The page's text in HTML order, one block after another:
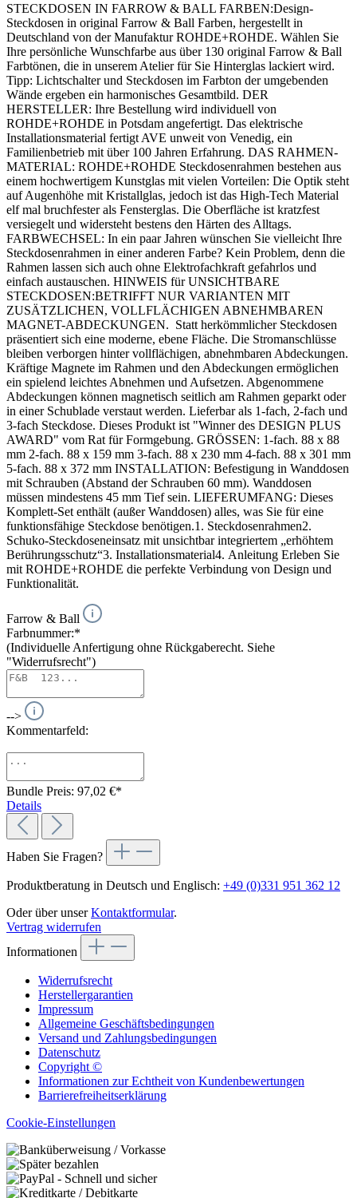
STECKDOSEN IN FARROW & BALL FARBEN:Design-
Steckdosen in original Farrow & Ball Farben, hergestellt in
Deutschland von der Manufaktur ROHDE+ROHDE. Wählen Sie
Ihre persönliche Wunschfarbe aus über 130 original Farrow & Ball
Farbtönen, die in unserem Atelier für Sie Hinterglas lackiert wird.
Tipp: Lichtschalter und Steckdosen im Farbton der umgebenden
Wände ergeben ein harmonisches Gesamtbild. DER
HERSTELLER: Ihre Bestellung wird individuell von
ROHDE+ROHDE in Potsdam angefertigt. Das elektrische
Installationsmaterial fertigt AVE unweit von Venedig, ein
Familienbetrieb mit über 100 Jahren Erfahrung. DAS RAHMEN-
MATERIAL: ROHDE+ROHDE Steckdosenrahmen bestehen aus
einem hochwertigem Kunstglas mit vielen Vorteilen: Die Optik steht
auf Augenhöhe mit Kristallglas, jedoch ist das High-Tech Material
elf mal bruchfester als Fensterglas. Die Oberfläche ist kratzfest
versiegelt und widersteht bestens den Härten des Alltags.
FARBWECHSEL: In ein paar Jahren wünschen Sie vielleicht Ihre
Steckdosenrahmen in einer anderen Farbe? Kein Problem, denn die
Rahmen lassen sich auch ohne Elektrofachkraft gefahrlos und
einfach austauschen. HINWEIS für UNSICHTBARE
STECKDOSEN:BETRIFFT NUR VARIANTEN MIT
ZUSÄTZLICHEN, VOLLFLÄCHIGEN ABNEHMBAREN
MAGNET-ABDECKUNGEN. Statt herkömmlicher Steckdosen
präsentiert sich eine moderne, ebene Fläche. Die Stromanschlüsse
bleiben verborgen hinter vollflächigen, abnehmbaren Abdeckungen.
Kräftige Magnete im Rahmen und den Abdeckungen ermöglichen
ein spielend leichtes Abnehmen und Aufsetzen. Abgenommene
Abdeckungen können magnetisch seitlich am Rahmen geparkt oder
in einer Schublade verstaut werden. Lieferbar als 1-fach, 2-fach und
3-fach Steckdose. Dieses Produkt ist "Winner des DESIGN PLUS
AWARD" vom Rat für Formgebung. GRÖSSEN: 1-fach. 88 x 88
mm 2-fach. 88 x 159 mm 3-fach. 88 x 230 mm 4-fach. 88 x 301 mm
5-fach. 88 x 372 mm INSTALLATION: Befestigung in Wanddosen
mit Schrauben (Abstand der Schrauben 60 mm). Wanddosen
müssen mindestens 45 mm Tief sein. LIEFERUMFANG: Dieses
Komplett-Set enthält (außer Wanddosen) alles, was Sie für eine
funktionsfähige Steckdose benötigen.1. Steckdosenrahmen2.
Schuko-Steckdoseneinsatz mit unsichtbar integriertem „erhöhtem
Berührungsschutz“3. Installationsmaterial4. Anleitung Erleben Sie
mit ROHDE+ROHDE die perfekte Verbindung von Design und
Funktionalität.
Farrow & Ball
Farbnummer:*
(Individuelle Anfertigung ohne Rückgaberecht. Siehe
"Widerrufsrecht")
-->
Kommentarfeld:
Bundle Preis: 97,02 €*
Details
Haben Sie Fragen?
Produktberatung in Deutsch und Englisch: +49 (0)331 951 362 12
Oder über unserKontaktformular.
Vertrag widerrufen
Informationen
Widerrufsrecht
Herstellergarantien
Impressum
Allgemeine Geschäftsbedingungen
Versand und Zahlungsbedingungen
Datenschutz
Copyright ©
Informationen zur Echtheit von Kundenbewertungen
Barrierefreiheitserklärung
Cookie-Einstellungen